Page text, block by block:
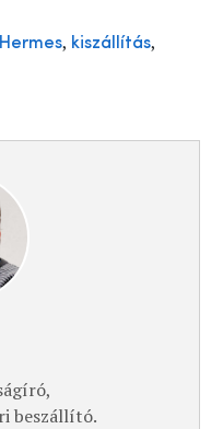
Hermes, kiszállítás,
beszállító.